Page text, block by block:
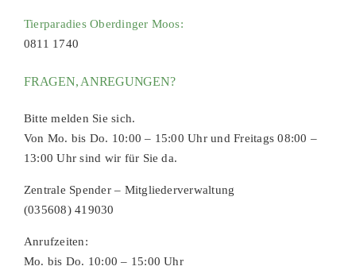
Tierparadies Oberdinger Moos:
0811 1740
FRAGEN, ANREGUNGEN?
Bitte melden Sie sich.
Von Mo. bis Do. 10:00 – 15:00 Uhr und Freitags 08:00 –
13:00 Uhr sind wir für Sie da.
Zentrale Spender – Mitgliederverwaltung
(035608) 419030
Anrufzeiten:
Mo. bis Do. 10:00 – 15:00 Uhr